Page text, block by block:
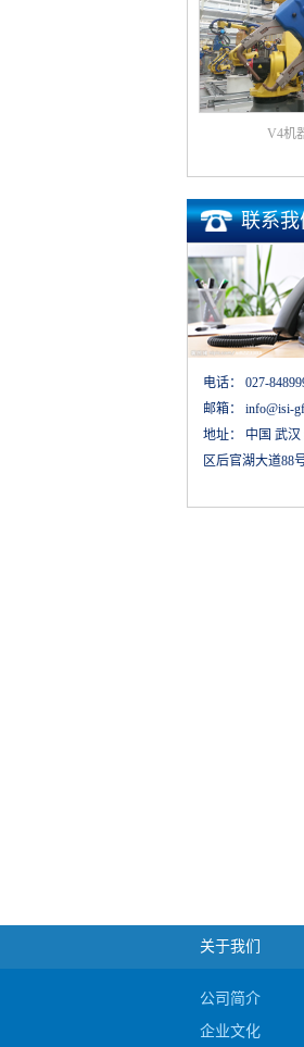
V4机
联系我
电话： 027-
邮箱： info@isi-
地址： 中国 武
区后官湖大道88
关于我们
公司简介
企业文化